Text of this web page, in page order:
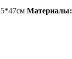
Материалы: